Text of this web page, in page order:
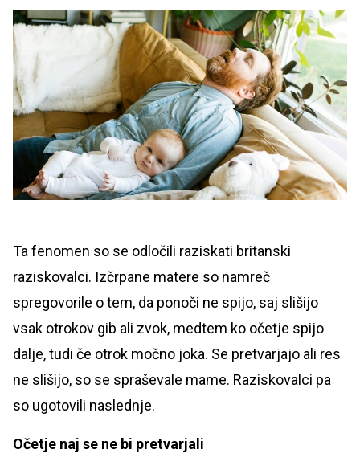
Ta fenomen so se odločili raziskati britanski
raziskovalci. Izčrpane matere so namreč
spregovorile o tem, da ponoči ne spijo, saj slišijo
vsak otrokov gib ali zvok, medtem ko očetje spijo
dalje, tudi če otrok močno joka. Se pretvarjajo ali res
ne slišijo, so se spraševale mame. Raziskovalci pa
so ugotovili naslednje.
Očetje naj se ne bi pretvarjali